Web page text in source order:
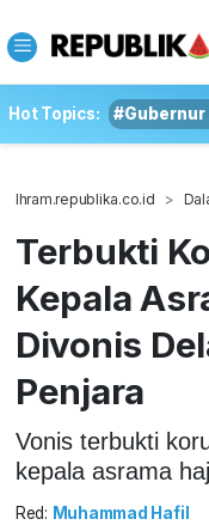
Hot Topics: #Gubernur
Ihram.republika.co.id
Terbukti
Kepala
Divonis
Penjara
Vonis terbukti
kepala asrama
Red: Muhammad Hafil